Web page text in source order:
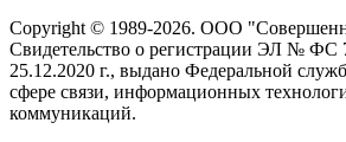
Copyright © 1989-2026. ООО
Свидетельство о регистрации ЭЛ № ФС
25.12.2020 г., выдано Федеральной
сфере связи, информационных
коммуникаций.